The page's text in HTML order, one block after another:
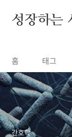
성장하는
홈 태그
간호학